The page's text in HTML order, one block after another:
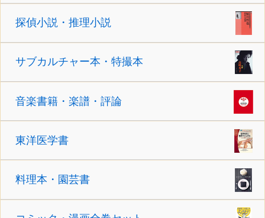
探偵小説・推理小説
サブカルチャー本・特撮本
音楽書籍・楽譜・評論
東洋医学書
料理本・園芸書